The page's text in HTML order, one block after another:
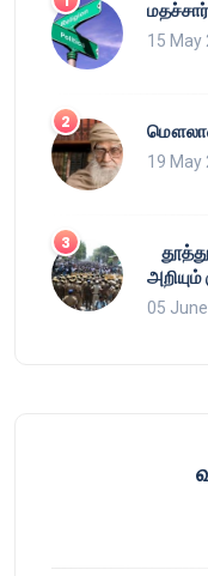
15 May
19 May
05